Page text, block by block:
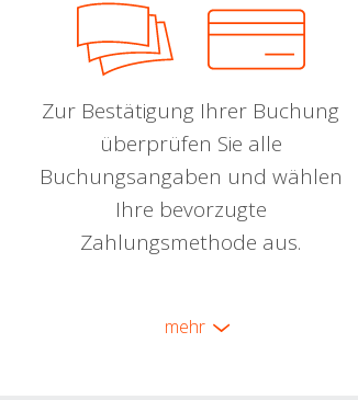
Zur Bestätigung Ihrer Buchung
überprüfen Sie alle
Buchungsangaben und wählen
Ihre bevorzugte
Zahlungsmethode aus.
mehr